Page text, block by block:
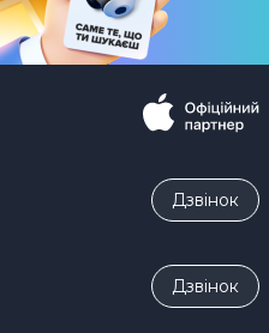
Дзвiнок
Дзвiнок